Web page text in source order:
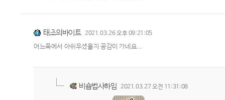
태초의바이트 2021.03.26 오후 09:21:05
어느쪽에서 아쉬우셨을지 공감이 가네요...
비숍법사하임 2021.03.27 오전 11:31:08